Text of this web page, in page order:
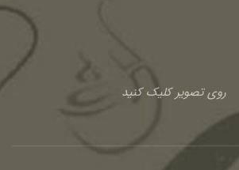
روی تصویر کلیک کنید